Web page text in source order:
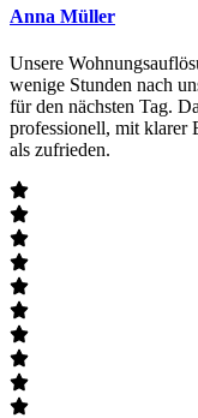
Anna Müller
Unsere
wenige Stunden nach
für den nächsten Tag.
professionell, mit klarer
als zufrieden.